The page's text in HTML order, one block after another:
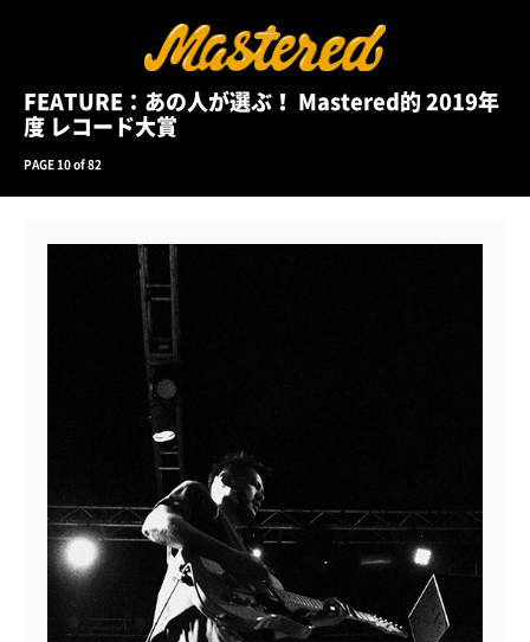
FEATURE：あの人が選ぶ！ Mastered的 2019年
度 レコード大賞
PAGE 10 of 82